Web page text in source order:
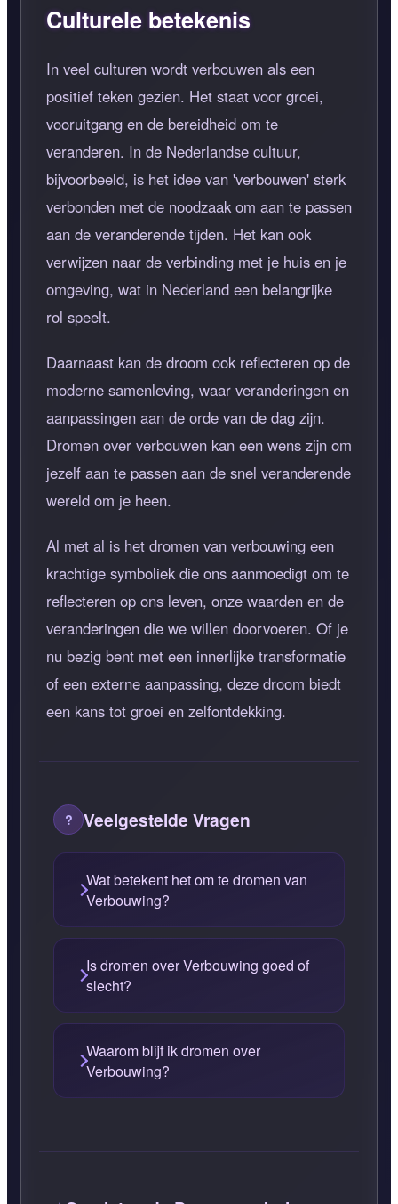
Culturele betekenis
In veel culturen wordt verbouwen als een
positief teken gezien. Het staat voor groei,
vooruitgang en de bereidheid om te
veranderen. In de Nederlandse cultuur,
bijvoorbeeld, is het idee van 'verbouwen' sterk
verbonden met de noodzaak om aan te passen
aan de veranderende tijden. Het kan ook
verwijzen naar de verbinding met je huis en je
omgeving, wat in Nederland een belangrijke
rol speelt.
Daarnaast kan de droom ook reflecteren op de
moderne samenleving, waar veranderingen en
aanpassingen aan de orde van de dag zijn.
Dromen over verbouwen kan een wens zijn om
jezelf aan te passen aan de snel veranderende
wereld om je heen.
Al met al is het dromen van verbouwing een
krachtige symboliek die ons aanmoedigt om te
reflecteren op ons leven, onze waarden en de
veranderingen die we willen doorvoeren. Of je
nu bezig bent met een innerlijke transformatie
of een externe aanpassing, deze droom biedt
een kans tot groei en zelfontdekking.
Veelgestelde Vragen
Wat betekent het om te dromen van
Verbouwing?
Is dromen over Verbouwing goed of
slecht?
Waarom blijf ik dromen over
Verbouwing?